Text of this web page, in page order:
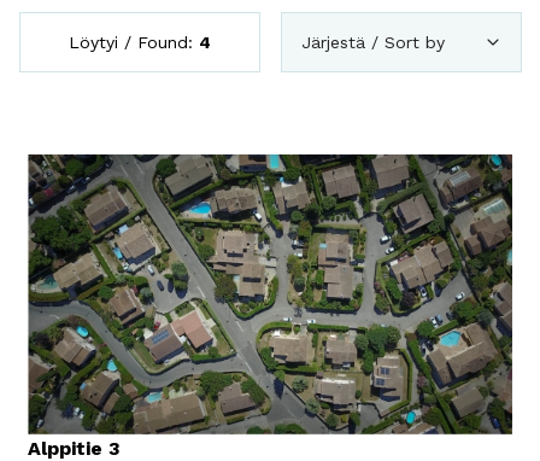
Löytyi / Found: 4 Järjestä / Sort by
Alppitie 3